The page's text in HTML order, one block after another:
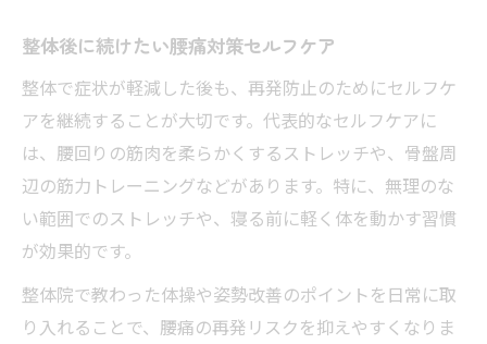
整体後に続けたい腰痛対策セルフケア
整体で症状が軽減した後も、再発防止のためにセルフケ
アを継続することが大切です。代表的なセルフケアに
は、腰回りの筋肉を柔らかくするストレッチや、骨盤周
辺の筋力トレーニングなどがあります。特に、無理のな
い範囲でのストレッチや、寝る前に軽く体を動かす習慣
が効果的です。
整体院で教わった体操や姿勢改善のポイントを日常に取
り入れることで、腰痛の再発リスクを抑えやすくなりま